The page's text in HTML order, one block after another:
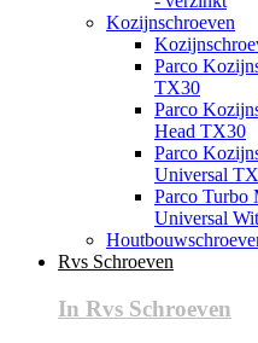
Kozijnschroeven
Parco
TX30
Parco
Head TX30
Parco
Universal
Parco Turbo
Universal
Rvs Schroeven
In Rvs Schroeven